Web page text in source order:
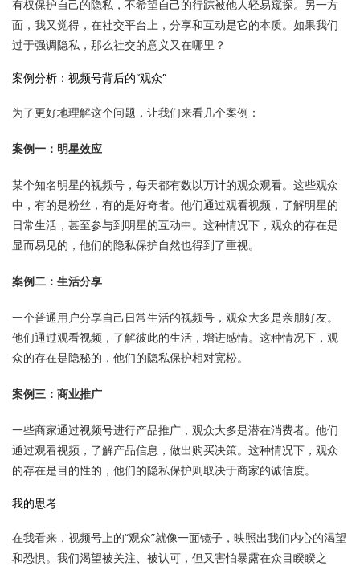
有权保护自己的隐私，不希望自己的行踪被他人轻易窥探。另一方
面，我又觉得，在社交平台上，分享和互动是它的本质。如果我们
过于强调隐私，那么社交的意义又在哪里？
案例分析：视频号背后的“观众”
为了更好地理解这个问题，让我们来看几个案例：
案例一：明星效应
某个知名明星的视频号，每天都有数以万计的观众观看。这些观众
中，有的是粉丝，有的是好奇者。他们通过观看视频，了解明星的
日常生活，甚至参与到明星的互动中。这种情况下，观众的存在是
显而易见的，他们的隐私保护自然也得到了重视。
案例二：生活分享
一个普通用户分享自己日常生活的视频号，观众大多是亲朋好友。
他们通过观看视频，了解彼此的生活，增进感情。这种情况下，观
众的存在是隐秘的，他们的隐私保护相对宽松。
案例三：商业推广
一些商家通过视频号进行产品推广，观众大多是潜在消费者。他们
通过观看视频，了解产品信息，做出购买决策。这种情况下，观众
的存在是目的性的，他们的隐私保护则取决于商家的诚信度。
我的思考
在我看来，视频号上的“观众”就像一面镜子，映照出我们内心的渴望
和恐惧。我们渴望被关注、被认可，但又害怕暴露在众目睽睽之